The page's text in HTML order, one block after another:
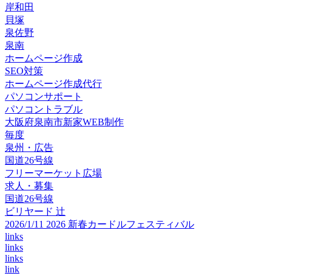
岸和田
貝塚
泉佐野
泉南
ホームページ作成
SEO対策
ホームページ作成代行
パソコンサポート
パソコントラブル
大阪府泉南市新家WEB制作
毎度
泉州・広告
国道26号線
フリーマーケット広場
求人・募集
国道26号線
ビリヤード 辻
2026/1/11 2026 新春カードルフェスティバル
links
links
links
link